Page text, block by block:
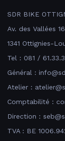
SDR BIKE
Av. des Vallées
1341 Ottignies-
Tel : 081 /
Général :
Atelier :
Comptabilité :
Direction :
TVA : BE